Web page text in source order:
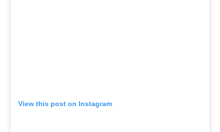
View this post on Instagram